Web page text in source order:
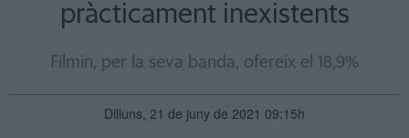
pràcticament inexistents
Filmin, per la seva banda, ofereix el 18,9%
Dilluns, 21 de juny de 2021 09:15h